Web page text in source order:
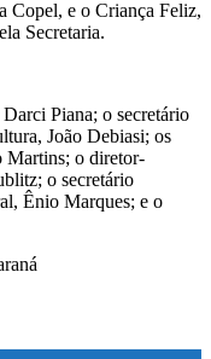
Copel, e o Criança Feliz,
Secretaria.
Piana; o secretário
João Debiasi; os
Martins; o diretor-
o secretário
Ênio Marques; e o